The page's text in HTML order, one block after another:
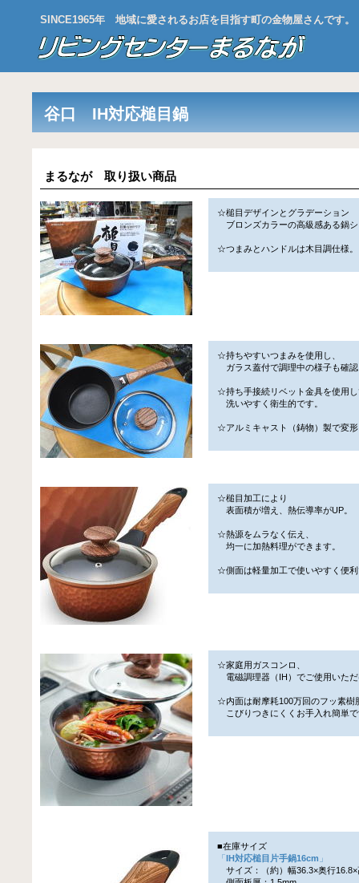
SINCE1965年 地域に愛されるお店を目指す町の金物屋さんです。
谷口 IH対応槌目鍋
まるなが 取り扱い商品
☆槌目デザインとグラデーション
ブロンズカラーの高級感ある鍋
☆つまみとハンドルは木目調仕様。
☆持ちやすいつまみを使用し、
ガラス蓋付で調理中の様子も確
☆持ち手接続リベット金具を使用
洗いやすく衛生的です。
☆アルミキャスト（鋳物）製で変
☆槌目加工により
表面積が増え、熱伝導率がUP。
☆熱源をムラなく伝え、
均一に加熱料理ができます。
☆側面は軽量加工で使いやすく便
☆家庭用ガスコンロ、
電磁調理器（IH）でご使用いた
☆内面は耐摩耗100万回のフッ素樹
こびりつきにくくお手入れ簡単
■在庫サイズ
「IH対応槌目片手鍋16cm 」
サイズ：（約）幅36.3×奥行16.8×